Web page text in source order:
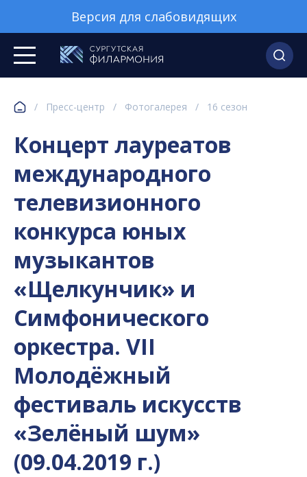
Версия для слабовидящих
/ Пресс-центр / Фотогалерея / 16 сезон
Концерт лауреатов
международного
телевизионного
конкурса юных
музыкантов
«Щелкунчик» и
Симфонического
оркестра. VII
Молодёжный
фестиваль искусств
«Зелёный шум»
(09.04.2019 г.)